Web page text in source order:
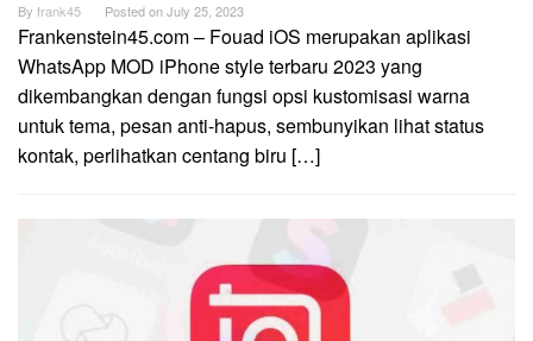
By frank45 Posted onJuly 25, 2023
Frankenstein45.com – Fouad iOS merupakan aplikasi
WhatsApp MOD iPhone style terbaru 2023 yang
dikembangkan dengan fungsi opsi kustomisasi warna
untuk tema, pesan anti-hapus, sembunyikan lihat status
kontak, perlihatkan centang biru […]